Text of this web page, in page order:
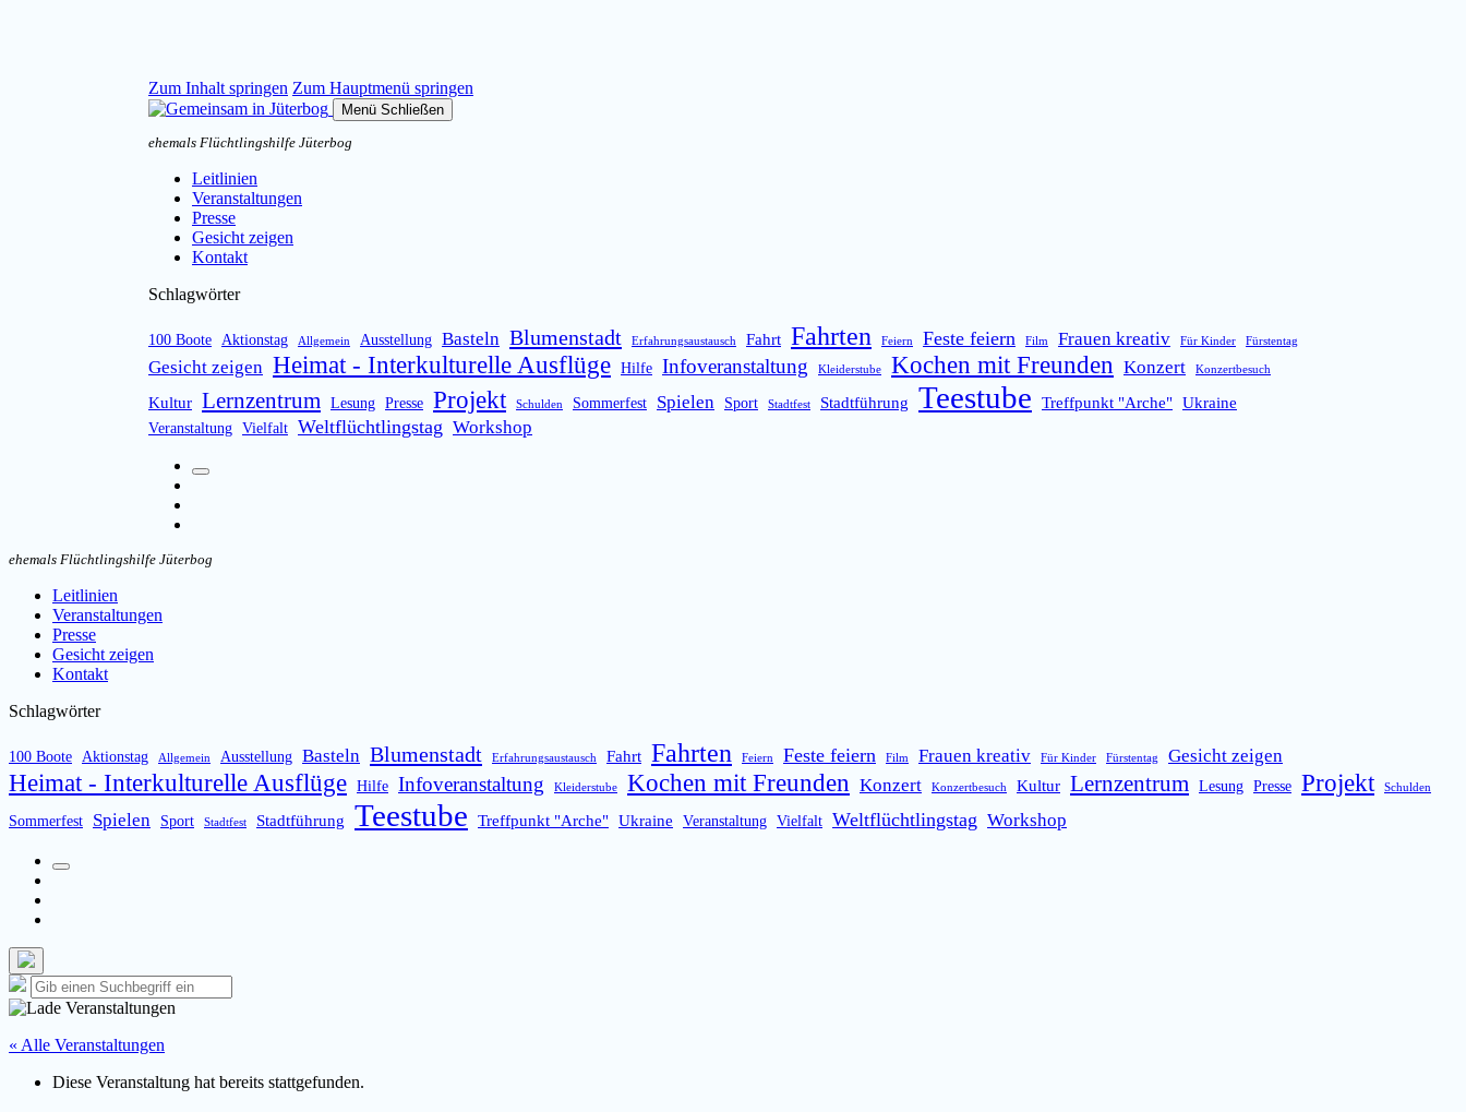
Zum Inhalt springen Zum Hauptmenü springen
Menü Schließen
ehemals Flüchtlingshilfe Jüterbog
Leitlinien
Veranstaltungen
Presse
Gesicht zeigen
Kontakt
Schlagwörter
100 Boote Aktionstag Allgemein Ausstellung Basteln Blumenstadt Erfahrungsaustausch Fahrt Fahrten Feiern Feste feiern Film Frauen kreativ Für Kinder Fürstentag
Gesicht zeigen Heimat - Interkulturelle Ausflüge Hilfe Infoveranstaltung Kleiderstube Kochen mit Freunden Konzert Konzertbesuch
Kultur Lernzentrum Lesung Presse Projekt Schulden Sommerfest Spielen Sport Stadtfest Stadtführung Teestube Treffpunkt "Arche" Ukraine
Veranstaltung Vielfalt Weltflüchtlingstag Workshop
Suchfeld
ehemals Flüchtlingshilfe Jüterbog
Leitlinien
Veranstaltungen
Presse
Gesicht zeigen
Kontakt
Schlagwörter
100 Boote Aktionstag Allgemein Ausstellung Basteln Blumenstadt Erfahrungsaustausch Fahrt Fahrten Feiern Feste feiern Film Frauen kreativ Für Kinder Fürstentag Gesicht zeigen
Heimat - Interkulturelle Ausflüge Hilfe Infoveranstaltung Kleiderstube Kochen mit Freunden Konzert Konzertbesuch Kultur Lernzentrum Lesung Presse Projekt Schulden
Sommerfest Spielen Sport Stadtfest Stadtführung Teestube Treffpunkt "Arche" Ukraine Veranstaltung Vielfalt Weltflüchtlingstag Workshop
Suchfeld
Such-
Overlay
verbergen
Suche
nach:
Suchen
« Alle Veranstaltungen
Diese Veranstaltung hat bereits stattgefunden.